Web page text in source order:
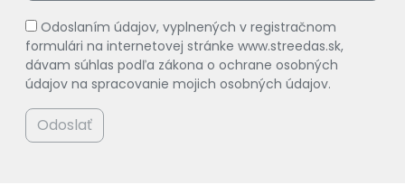
Odoslaním údajov, vyplnených v registračnom
formulári na internetovej stránke www.streedas.sk,
dávam súhlas podľa zákona o ochrane osobných
údajov na spracovanie mojich osobných údajov.
Odoslať